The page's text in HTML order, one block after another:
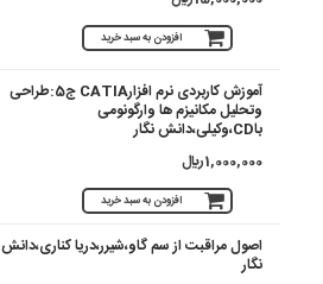
افزودن به سبد خرید
آموزش کاربردی نرم افزارCATIA ج5:طراحی
وتحلیل مکانیزم ها وارگونومی
باCD،وکیلی،دانش نگار
1,000,000 ريال
افزودن به سبد خرید
اصول مراقبت از سم گاو،شیرر،دریا کناری،دانش
نگار